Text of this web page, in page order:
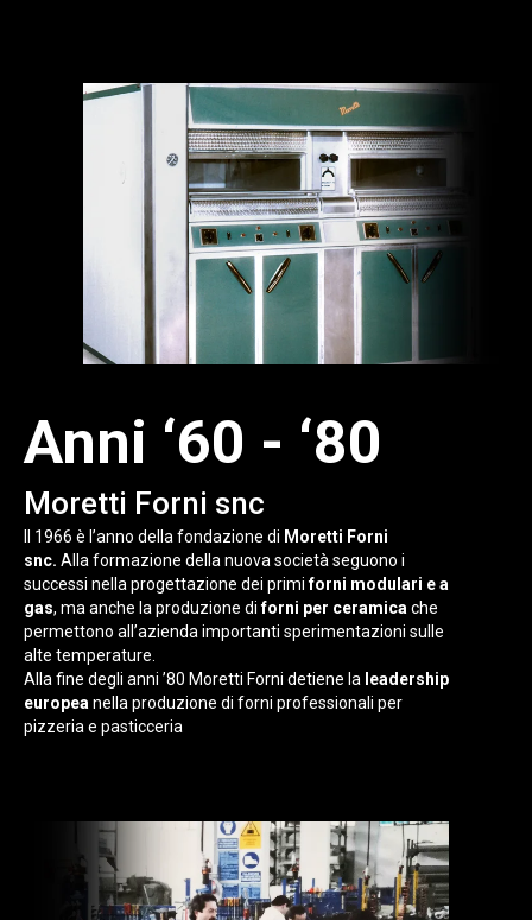
Anni ‘60 - ‘80
Moretti Forni snc
Il 1966 è l’anno della fondazione di Moretti Forni
snc. Alla formazione della nuova società seguono i
successi nella progettazione dei primiforni modulari e a
gas, ma anche la produzione diforni per ceramica che
permettono all’azienda importanti sperimentazioni sulle
alte temperature.
Alla fine degli anni ’80 Moretti Forni detiene la leadership
europea nella produzione di forni professionali per
pizzeria e pasticceria